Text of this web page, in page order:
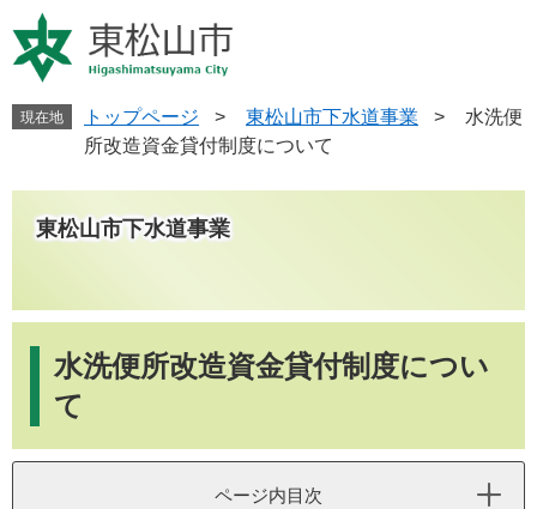
ー
ジ
す
ニ
ュ
し
現在地 トップページ > 東松山市下水道事業 >
水洗便
所改造資金貸付制度について
東松山市下水道事業
水洗便所改造資金貸付制度につい
て
ページ内目次